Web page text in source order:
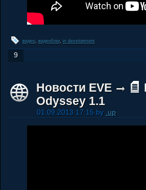
видео, видеоблог, in development
9
Новости EVE
Odyssey 1.1
01.09.2013 17:15 by .up